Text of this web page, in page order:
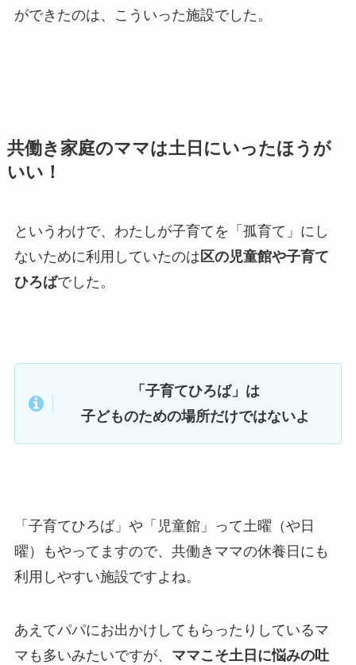
ができたのは、こういった施設でした。
共働き家庭のママは土日にいったほうが
いい！
というわけで、わたしが子育てを「孤育て」にし
ないために利用していたのは 区の児童館や子育て
ひろばでした。
「子育てひろば」は
子どものための場所だけではないよ
「子育てひろば」や「児童館」って土曜（や日
曜）もやってますので、共働きママの休養日にも
利用しやすい施設ですよね。
あえてパパにお出かけしてもらったりしているマ
マも多いみたいですが、 ママこそ土日に悩みの吐